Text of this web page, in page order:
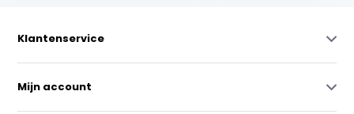
Klantenservice
Mijn account